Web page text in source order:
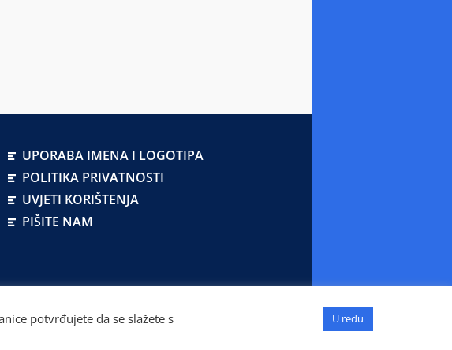
UPORABA IMENA I LOGOTIPA
POLITIKA PRIVATNOSTI
UVJETI KORIŠTENJA
PIŠITE NAM
potvrđujete da se slažete s
U redu